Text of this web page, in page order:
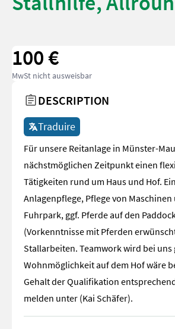
100 €
MwSt nicht ausweisbar
DESCRIPTION
Traduire
Für unsere Reitanlage in Münster-
nächstmöglichen Zeitpunkt einen
Tätigkeiten rund um Haus und Hof.
Anlagenpflege, Pflege von
Fuhrpark, ggf. Pferde auf den
(Vorkenntnisse mit Pferden
Stallarbeiten. Teamwork wird bei
Wohnmöglichkeit auf dem Hof wäre
Gehalt der Qualifikation
melden unter (Kai Schäfer).